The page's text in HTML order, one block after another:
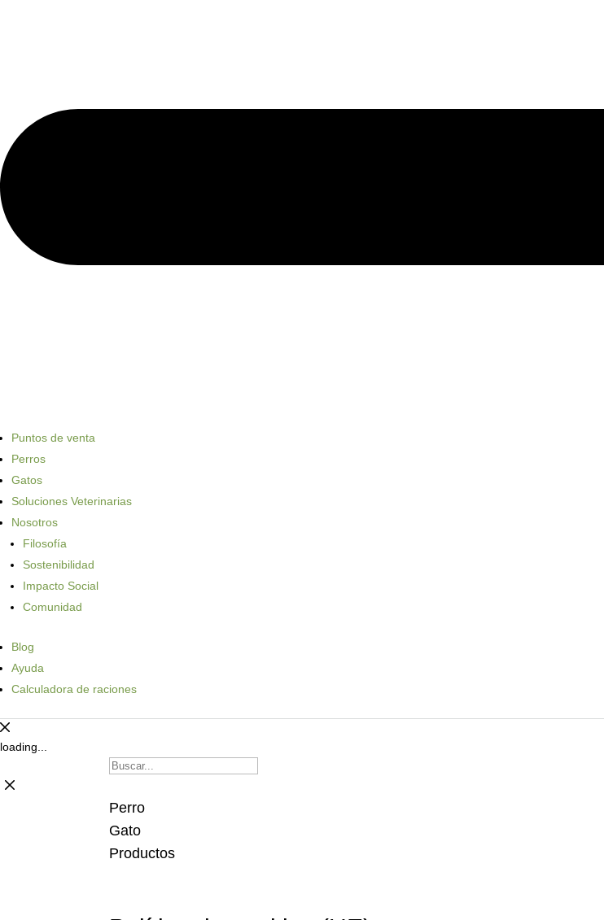
Puntos de venta
Perros
Gatos
Soluciones Veterinarias
Nosotros
Filosofía
Sostenibilidad
Impacto Social
Comunidad
Blog
Ayuda
Calculadora de raciones
loading...
Perro
Gato
Productos